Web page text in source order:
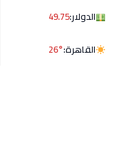
الدولار:49.75
القاهرة:26°